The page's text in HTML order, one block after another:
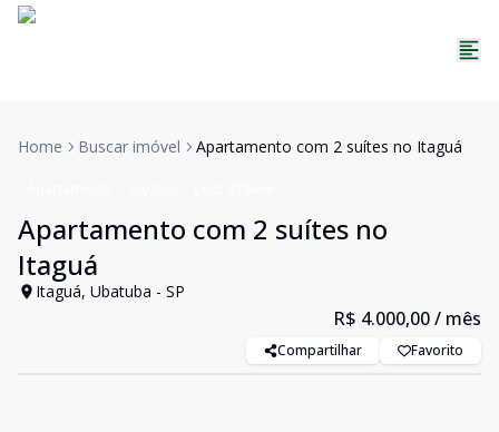
Home Buscar imóvel Apartamento com 2 suítes no Itaguá
Apartamento com 2 suítes no
Itaguá
Itaguá, Ubatuba - SP
R$ 4.000,00/ mês
Compartilhar Favorito